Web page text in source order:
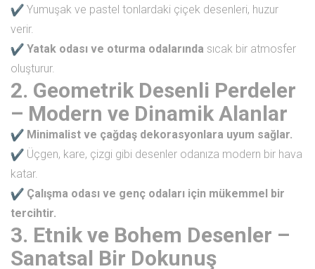
Yumuşak ve pastel tonlardaki çiçek desenleri, huzur
verir.
Yatak odası ve oturma odalarında sıcak bir atmosfer
oluşturur.
2. Geometrik Desenli Perdeler
– Modern ve Dinamik Alanlar
Minimalist ve çağdaş dekorasyonlara uyum sağlar.
Üçgen, kare, çizgi gibi desenler odanıza modern bir hava
katar.
Çalışma odası ve genç odaları için mükemmel bir
tercihtir.
3. Etnik ve Bohem Desenler –
Sanatsal Bir Dokunuş